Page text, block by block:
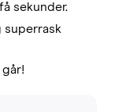
sekunder.
superrask